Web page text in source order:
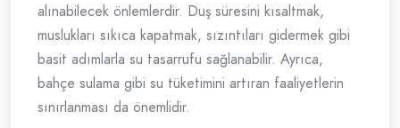
alınabilecek önlemlerdir. Duş süresini kısaltmak,
muslukları sıkıca kapatmak, sızıntıları gidermek gibi
basit adımlarla su tasarrufu sağlanabilir. Ayrıca,
bahçe sulama gibi su tüketimini artıran faaliyetlerin
sınırlanması da önemlidir.